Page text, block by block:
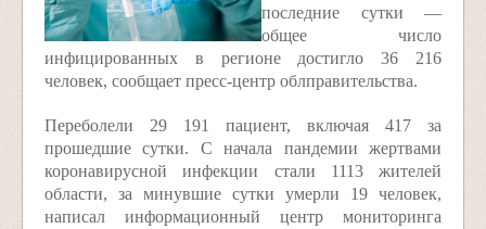
последние сутки —
общее число
инфицированных в регионе достигло 36 216
человек, сообщает пресс-центр облправительства.
Переболели 29 191 пациент, включая 417 за
прошедшие сутки. С начала пандемии жертвами
коронавирусной инфекции стали 1113 жителей
области, за минувшие сутки умерли 19 человек,
написал информационный центр мониторинга